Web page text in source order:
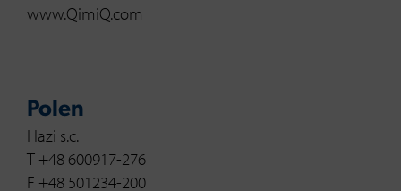
www.QimiQ.com
Polen
Hazi s.c.
T +48 600917-276
F +48 501234-200